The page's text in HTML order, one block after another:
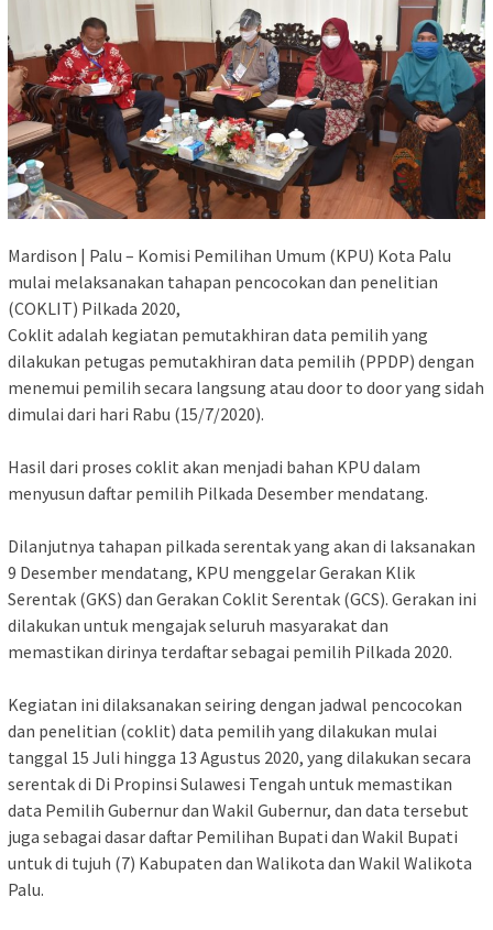
Mardison | Palu – Komisi Pemilihan Umum (KPU) Kota Palu
mulai melaksanakan tahapan pencocokan dan penelitian
(COKLIT) Pilkada 2020,
Coklit adalah kegiatan pemutakhiran data pemilih yang
dilakukan petugas pemutakhiran data pemilih (PPDP) dengan
menemui pemilih secara langsung atau door to door yang sidah
dimulai dari hari Rabu (15/7/2020).
Hasil dari proses coklit akan menjadi bahan KPU dalam
menyusun daftar pemilih Pilkada Desember mendatang.
Dilanjutnya tahapan pilkada serentak yang akan di laksanakan
9 Desember mendatang, KPU menggelar Gerakan Klik
Serentak (GKS) dan Gerakan Coklit Serentak (GCS). Gerakan ini
dilakukan untuk mengajak seluruh masyarakat dan
memastikan dirinya terdaftar sebagai pemilih Pilkada 2020.
Kegiatan ini dilaksanakan seiring dengan jadwal pencocokan
dan penelitian (coklit) data pemilih yang dilakukan mulai
tanggal 15 Juli hingga 13 Agustus 2020, yang dilakukan secara
serentak di Di Propinsi Sulawesi Tengah untuk memastikan
data Pemilih Gubernur dan Wakil Gubernur, dan data tersebut
juga sebagai dasar daftar Pemilihan Bupati dan Wakil Bupati
untuk di tujuh (7) Kabupaten dan Walikota dan Wakil Walikota
Palu.